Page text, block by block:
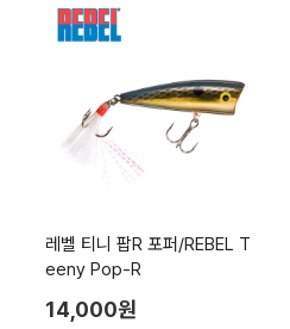
레벨 티니 팝R 포퍼/REBEL T
eeny Pop-R
14,000원